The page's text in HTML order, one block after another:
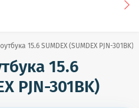
15.6 SUMDEX (SUMDEX PJN-301BK)
15.6
PJN-301BK)